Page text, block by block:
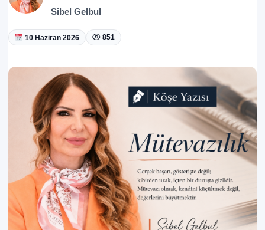
Sibel Gelbul
10 Haziran 2026 851